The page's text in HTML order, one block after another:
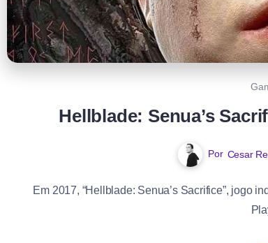
Hellblade: Senua’s
Por Cesar
Em 2017, “Hellblade: Senua’s Sacrifice”, jogo